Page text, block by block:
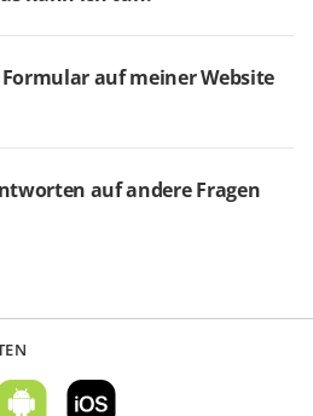
auf meiner Website
auf andere Fragen